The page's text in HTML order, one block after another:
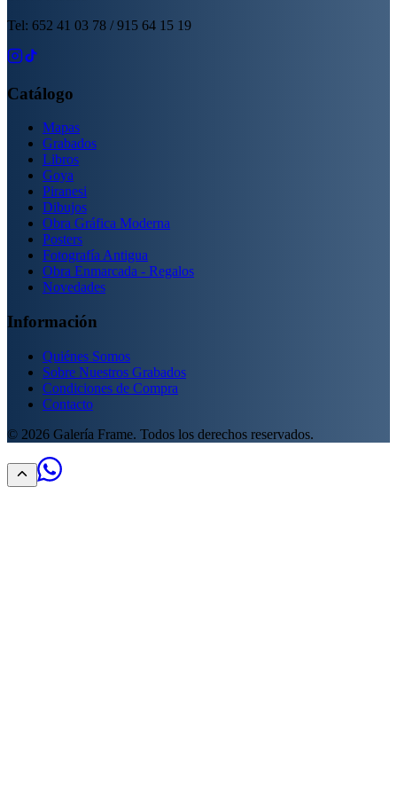
Tel: 652 41 03 78 / 915 64 15 19
Catálogo
Mapas
Grabados
Libros
Goya
Piranesi
Dibujos
Obra Gráfica Moderna
Posters
Fotografía Antigua
Obra Enmarcada - Regalos
Novedades
Información
Quiénes Somos
Sobre Nuestros Grabados
Condiciones de Compra
Contacto
© 2026 Galería Frame. Todos los derechos reservados.